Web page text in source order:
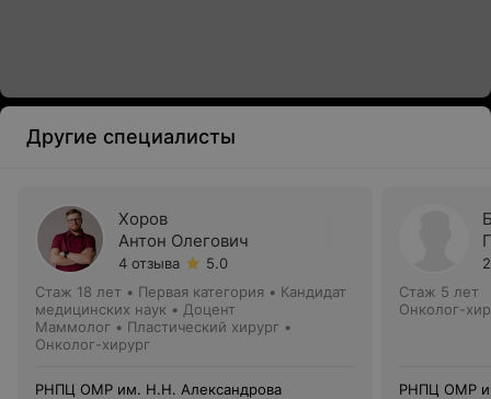
Другие специалисты
Хоров
Антон Олегович
4 отзыва
5.0
Стаж 18 лет • Первая категория • Кандидат
медицинских наук • Доцент
Маммолог • Пластический хирург •
Онколог-хирург
РНПЦ ОМР им. Н.Н. Александрова
Стаж 5 лет
Онколог-
РНПЦ ОМР